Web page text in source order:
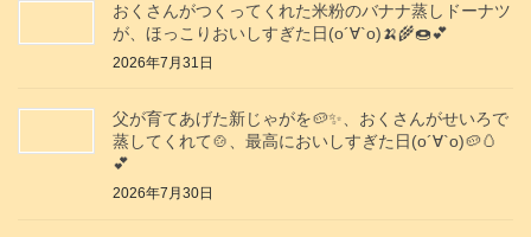
おくさんがつくってくれた米粉のバナナ蒸しドーナツ
が、ほっこりおいしすぎた日(о´∀`о)🍌🌾🍩💕
2026年7月31日
父が育てあげた新じゃがを🥔✨️、おくさんがせいろで
蒸してくれて🍲、最高においしすぎた日(о´∀`о)🥔🥚
💕
2026年7月30日